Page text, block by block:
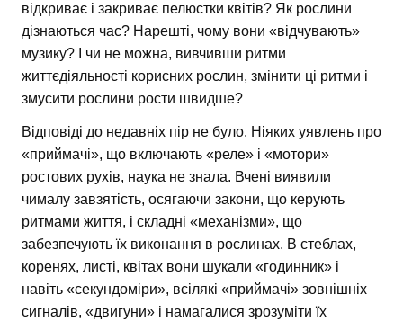
відкриває і закриває пелюстки квітів? Як рослини
дізнаються час? Нарешті, чому вони «відчувають»
музику? І чи не можна, вивчивши ритми
життєдіяльності корисних рослин, змінити ці ритми і
змусити рослини рости швидше?
Відповіді до недавніх пір не було. Ніяких уявлень про
«приймачі», що включають «реле» і «мотори»
ростових рухів, наука не знала. Вчені виявили
чималу завзятість, осягаючи закони, що керують
ритмами життя, і складні «механізми», що
забезпечують їх виконання в рослинах. В стеблах,
коренях, листі, квітах вони шукали «годинник» і
навіть «секундоміри», всілякі «приймачі» зовнішніх
сигналів, «двигуни» і намагалися зрозуміти їх